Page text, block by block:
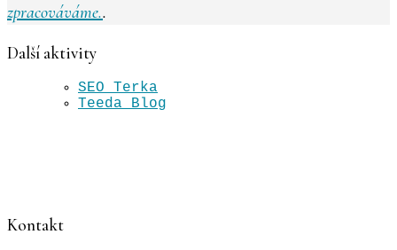
zpracováváme..
Další aktivity
SEO Terka
Teeda Blog
Kontakt